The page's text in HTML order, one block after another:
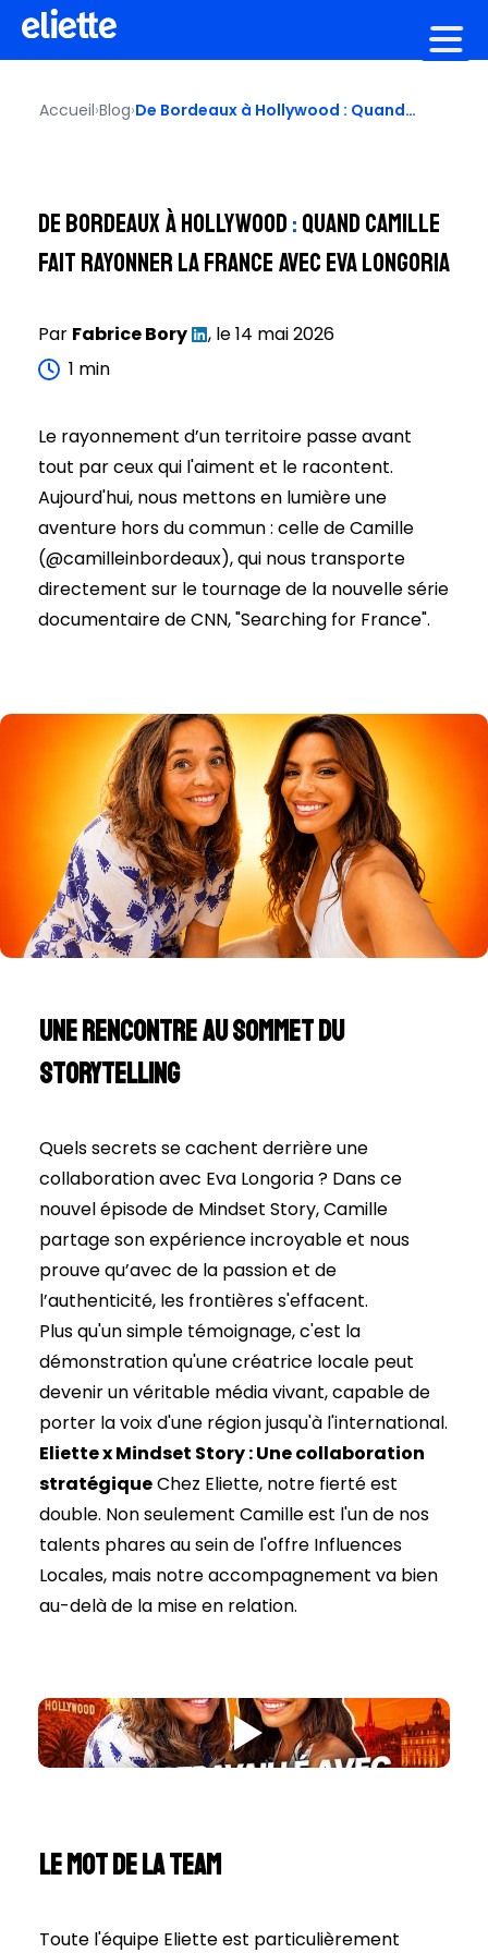
Accueil›Blog›De Bordeaux à Hollywood : Quand
De Bordeaux à Hollywood : Quand Camille
fait rayonner la France avec Eva Longoria
Par FabriceBory , le14 mai 2026
1 min
Le rayonnement d’un territoire passe avant
tout par ceux qui l'aiment et le racontent.
Aujourd'hui, nous mettons en lumière une
aventure hors du commun : celle de Camille
(@camilleinbordeaux), qui nous transporte
directement sur le tournage de la nouvelle série
documentaire de CNN, "Searching for France".
Une rencontre au sommet du
Storytelling
Quels secrets se cachent derrière une
collaboration avec Eva Longoria ? Dans ce
nouvel épisode de Mindset Story, Camille
partage son expérience incroyable et nous
prouve qu’avec de la passion et de
l’authenticité, les frontières s'effacent.
Plus qu'un simple témoignage, c'est la
démonstration qu'une créatrice locale peut
devenir un véritable média vivant, capable de
porter la voix d'une région jusqu'à l'international.
Eliette x Mindset Story : Une collaboration
stratégiqueChez Eliette, notre fierté est
double. Non seulement Camille est l'un de nos
talents phares au sein de l'offre Influences
Locales, mais notre accompagnement va bien
au-delà de la mise en relation.
Le mot de la Team
Toute l'équipe Eliette est particulièrement